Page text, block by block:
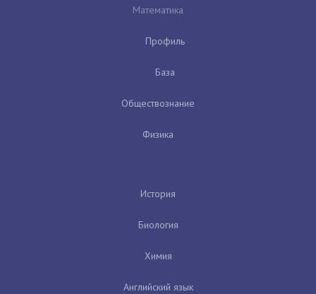
Математика
Профиль
База
Обществознание
Физика
История
Биология
Химия
Английский язык